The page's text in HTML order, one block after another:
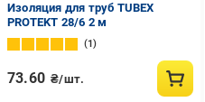
Изоляция для труб TUBEX
PROTEKT 28/6 2 м
1
73.60 ₴/шт.